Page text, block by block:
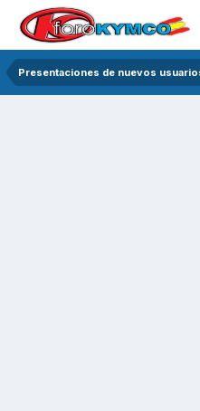
Presentaciones de nuevos